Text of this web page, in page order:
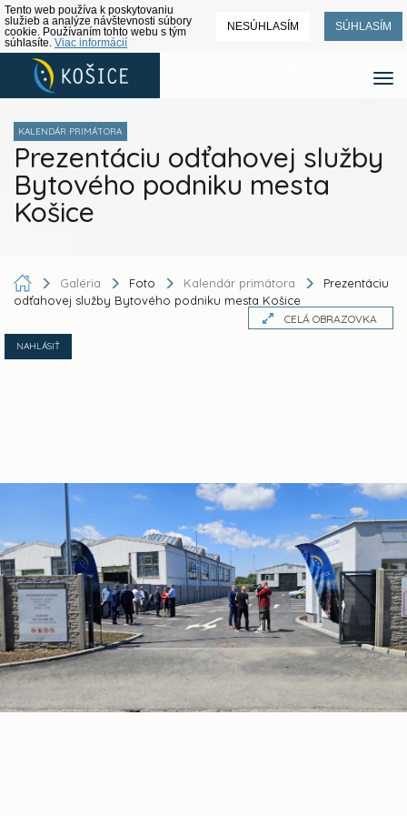
Tento web používa k poskytovaniu
služieb a analýze návštevnosti súbory
cookie. Používaním tohto webu s tým
súhlasíte. Viac informácií
NESÚHLASÍM SÚHLASÍM
KALENDÁR PRIMÁTORA
Prezentáciu odťahovej služby
Bytového podniku mesta
Košice
Galéria Foto Kalendár primátora
Prezentáciu
odťahovej služby Bytového podniku mesta Košice
CELÁ OBRAZOVKA
NAHLÁSIŤ